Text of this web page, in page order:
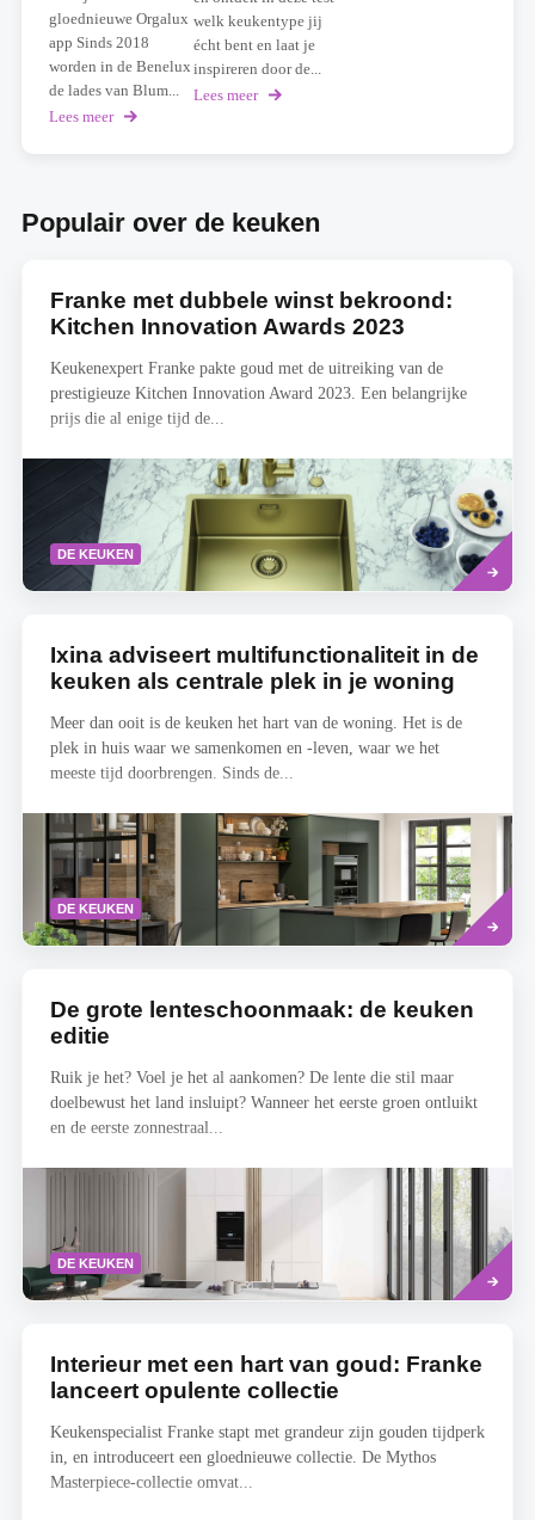
gloednieuwe Orgalux
app Sinds 2018
worden in de Benelux
de lades van Blum...
Lees meer over
ontvang
op
maat
welk keukentype jij
écht bent en laat je
inspireren door de...
Lees meer over
de
test!
Populair over de keuken
Franke met dubbele winst bekroond:
Kitchen Innovation Awards 2023
Keukenexpert Franke pakte goud met de uitreiking van de
prestigieuze Kitchen Innovation Award 2023. Een belangrijke
prijs die al enige tijd de...
DE KEUKEN
Lees
meer
Ixina adviseert multifunctionaliteit in de
keuken als centrale plek in je woning
Meer dan ooit is de keuken het hart van de woning. Het is de
plek in huis waar we samenkomen en -leven, waar we het
meeste tijd doorbrengen. Sinds de...
DE KEUKEN
Lees
meer
De grote lenteschoonmaak: de keuken
editie
Ruik je het? Voel je het al aankomen? De lente die stil maar
doelbewust het land insluipt? Wanneer het eerste groen ontluikt
en de eerste zonnestraal...
DE KEUKEN
Read
more
Interieur met een hart van goud: Franke
lanceert opulente collectie
Keukenspecialist Franke stapt met grandeur zijn gouden tijdperk
in, en introduceert een gloednieuwe collectie. De Mythos
Masterpiece-collectie omvat...